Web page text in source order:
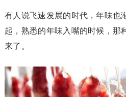
有人说飞速发展的时代，年味也
起，熟悉的年味入嘴的时候，那
来了。